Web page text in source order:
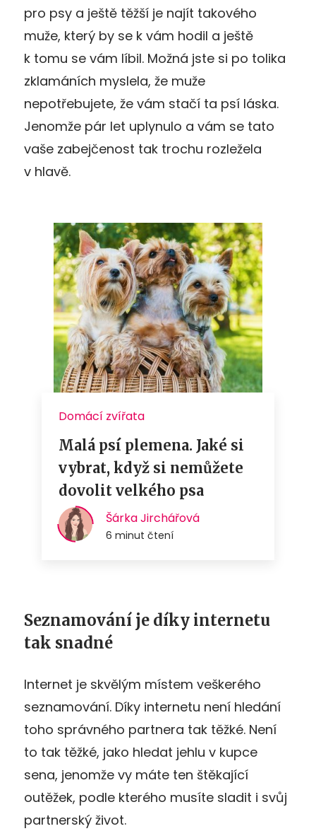
pro psy a ještě těžší je najít takového
muže, který by se k vám hodil a ještě
k tomu se vám líbil. Možná jste si po tolika
zklamáních myslela, že muže
nepotřebujete, že vám stačí ta psí láska.
Jenomže pár let uplynulo a vám se tato
vaše zabejčenost tak trochu rozležela
v hlavě.
Seznamování je díky internetu
tak snadné
Internet je skvělým místem veškerého
seznamování. Díky internetu není hledání
toho správného partnera tak těžké. Není
to tak těžké, jako hledat jehlu v kupce
sena, jenomže vy máte ten štěkající
outěžek, podle kterého musíte sladit i svůj
partnerský život.